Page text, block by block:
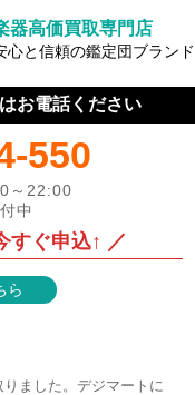
器高価買取専門店
心と信頼の鑑定団ブランド
お電話ください
550
～22:00
中
すぐ申込↑ ／
ら
ました。デジマートに